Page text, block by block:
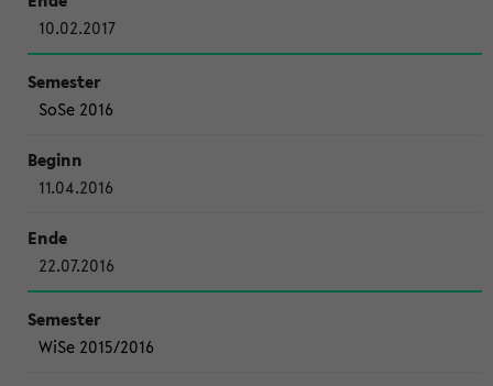
10.02.2017
SoSe 2016
11.04.2016
22.07.2016
WiSe 2015/2016